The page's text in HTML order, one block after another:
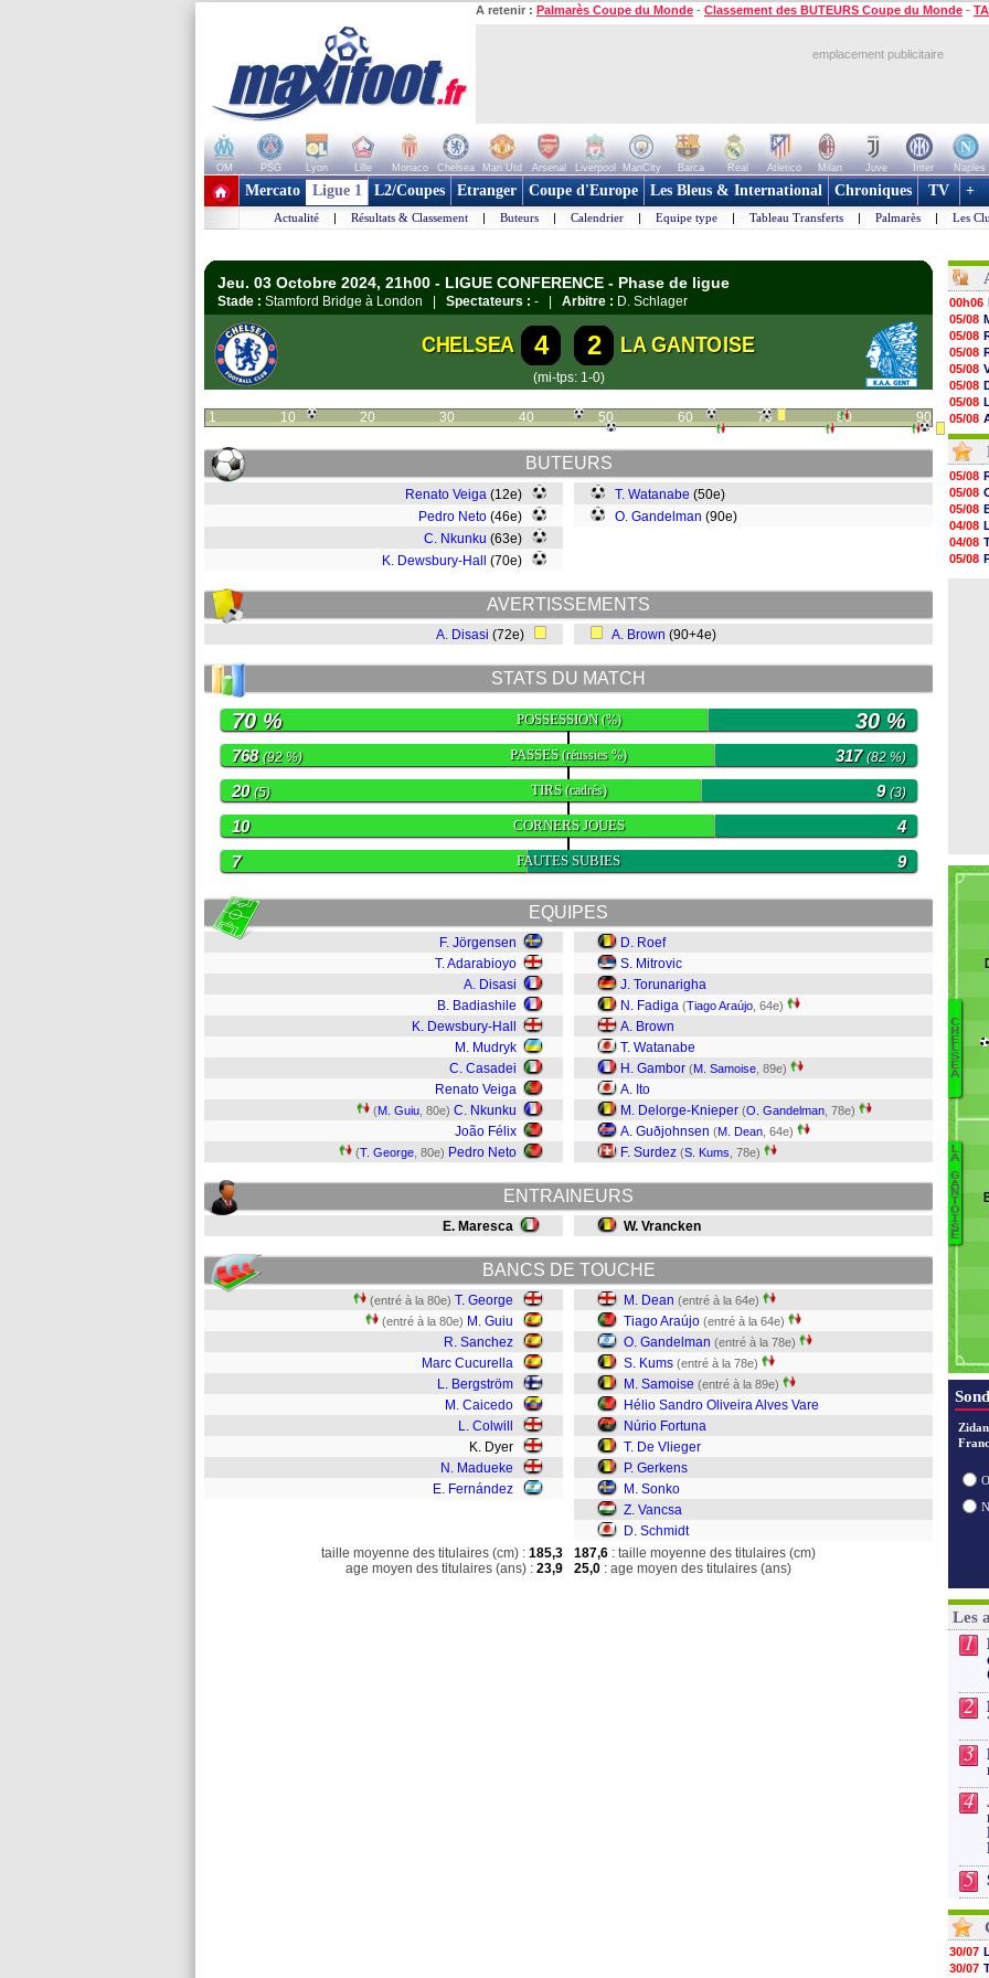
A retenir : Palmarès Coupe du Monde - Classement des BUTEURS Coupe du Monde -
emplacement publicitaire
OM PSG Lyon Lille Monaco Chelsea Man Utd Arsenal Liverpool ManCity Barca Real Atletico Milan Juve Inter Naples
+ de clubs
Mercato Ligue 1 L2/Coupes Etranger Coupe d'Europe Les Bleus & International Chroniques TV +
Actualité | Résultats & Classement | Buteurs | Calendrier | Equipe type | Tableau Transferts | Palmarès | Les
Jeu. 03 Octobre 2024, 21h00 - LIGUE CONFERENCE - Phase de ligue
Stade : Stamford Bridge à London | Spectateurs : - | Arbitre : D. Schlager
CHELSEA 4 2 LA GANTOISE
(mi-tps: 1-0)
1 10 20 30 40 50 60 70 80 90
BUTEURS
Renato Veiga (12e)
Pedro Neto (46e)
C. Nkunku (63e)
K. Dewsbury-Hall
(70e)
T. Watanabe (50e)
O. Gandelman (90e)
AVERTISSEMENTS
A. Disasi (72e) A. Brown (90+4e)
STATS DU MATCH
POSSESSION(%)
70 % 30 %
PASSES(réussies %)
768(92 %) 317(82 %)
TIRS(cadrés)
20(5) 9(3)
CORNERS JOUES
10 4
FAUTES SUBIES
7 9
EQUIPES
F. Jörgensen
T. Adarabioyo
A. Disasi
B. Badiashile
K. Dewsbury-Hall
M. Mudryk
C. Casadei
Renato Veiga
(M. Guiu , 80e) C. Nkunku
João Félix
(T. George , 80e) Pedro Neto
D. Roef
S. Mitrovic
J. Torunarigha
N. Fadiga (Tiago Araújo , 64e)
A. Brown
T. Watanabe
H. Gambor (M. Samoise , 89e)
A. Ito
M. Delorge-Knieper (O. Gandelman , 78e)
A. Guðjohnsen (M. Dean , 64e)
F. Surdez (S. Kums , 78e)
ENTRAINEURS
E. Maresca W. Vrancken
BANCS DE TOUCHE
(entré à la 80e) T. George
(entré à la 80e) M. Guiu
R. Sanchez
Marc Cucurella
L. Bergström
M. Caicedo
L. Colwill
K. Dyer
N. Madueke
E. Fernández
M. Dean (entré à la 64e)
Tiago Araújo (entré à la 64e)
O. Gandelman (entré à la 78e)
S. Kums (entré à la 78e)
M. Samoise (entré à la 89e)
Hélio Sandro Oliveira Alves Vare
Núrio Fortuna
T. De Vlieger
P. Gerkens
M. Sonko
Z. Vancsa
D. Schmidt
taille moyenne des titulaires (cm) : 185,3
age moyen des titulaires (ans) : 23,9
187,6 : taille moyenne des titulaires (cm)
25,0 : age moyen des titulaires (ans)
00h06
05/08
05/08
05/08
05/08
05/08
05/08
05/08
05/08
05/08
05/08
05/08
05/08
05/08
05/08
05/08
05/08
05/08
05/08
05/08
04/08
04/08
05/08
C
H
E
L
S
E
A
L
A
G
A
N
T
O
I
S
E
Les
1
2
3
4
5
30/07
30/07